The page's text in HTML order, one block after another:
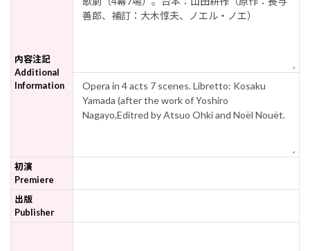
内容注記
Additional
Information
初演
Premiere
出版
Publisher